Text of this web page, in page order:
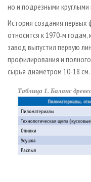
но и подрезными круглыми
История создания первых
относится к 1970‑м
завод выпустил первую
профилирования и
сырья диаметром 10-18 см.
Таблица 1. Баланс